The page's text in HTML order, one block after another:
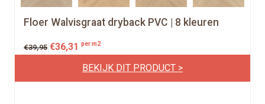
Floer Walvisgraat dryback PVC | 8 kleuren
€39,95 €36,31 per m2
BEKIJK DIT PRODUCT >